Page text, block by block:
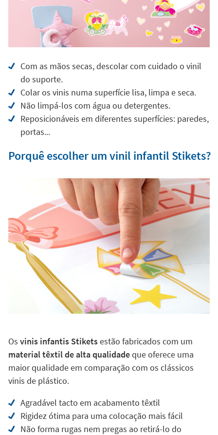
Com as mãos secas, descolar com cuidado o vinil
do suporte.
Colar os vinis numa superfície lisa, limpa e seca.
Não limpá-los com água ou detergentes.
Reposicionáveis em diferentes superfícies: paredes,
portas...
Porquê escolher um vinil infantil Stikets?
Os vinis infantis Stiketsestão fabricados com um
material têxtil de alta qualidadeque oferece uma
maior qualidade em comparação com os clássicos
vinis de plástico.
Agradável tacto em acabamento têxtil
Rigidez ótima para uma colocação mais fácil
Não forma rugas nem pregas ao retirá-lo do